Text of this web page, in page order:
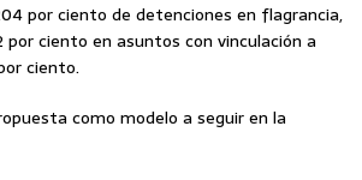
por ciento de detenciones en flagrancia,
ciento en asuntos con vinculación a
ciento.
como modelo a seguir en la